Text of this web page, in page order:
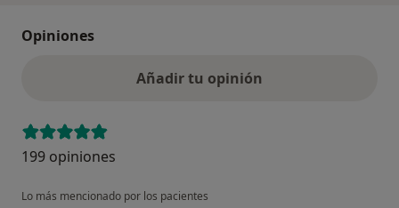
Opiniones
Añadir tu opinión
199 opiniones
Lo más mencionado por los pacientes